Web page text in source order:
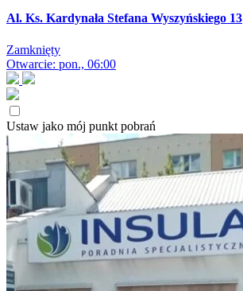
Al. Ks. Kardynała Stefana Wyszyńskiego 13
Zamknięty
Otwarcie: pon., 06:00
Ustaw jako mój punkt pobrań